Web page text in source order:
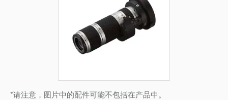
*请注意，图片中的配件可能不包括在产品中。